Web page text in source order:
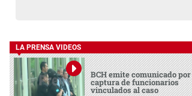
LA PRENSA VIDEOS
BCH emite comunicado por
captura de funcionarios
vinculados al caso